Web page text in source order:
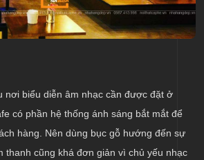
nơi biểu diễn âm nhạc cần được đặt ở
có phần hệ thống ánh sáng bắt mắt để
hàng. Nên dùng bục gỗ hướng đến sự
thanh cũng khá đơn giản vì chủ yếu nhạc